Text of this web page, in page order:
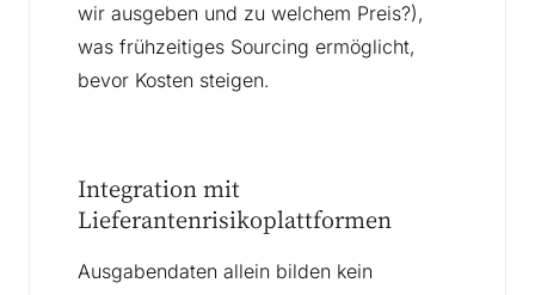
wir ausgeben und zu welchem Preis?),
was frühzeitiges Sourcing ermöglicht,
bevor Kosten steigen.
Integration mit
Lieferantenrisikoplattformen
Ausgabendaten allein bilden kein